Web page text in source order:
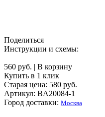
Поделиться
Инструкции и схемы:
560 руб. | В корзину
Купить в 1 клик
Старая цена: 580 руб.
Артикул: BA20084-1
Город доставки: Москва